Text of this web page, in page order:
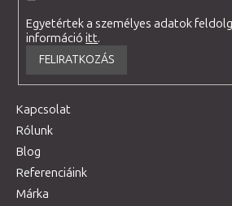
Egyetértek a személyes adatok
információitt.
FELIRATKOZÁS
Kapcsolat
Rólunk
Blog
Referenciáink
Márka